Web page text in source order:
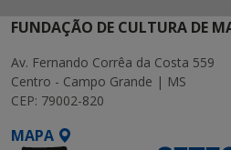
FUNDAÇÃO DE CULTURA DE
Av. Fernando Corrêa da Costa 559
Centro - Campo Grande | MS
CEP: 79002-820
MAPA